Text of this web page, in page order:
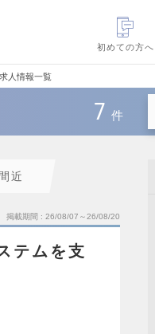
初めての方へ
人情報一覧
7 件
近
掲載期間 26/08/07～26/08/20
テムを支